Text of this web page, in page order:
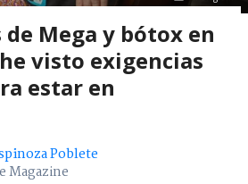
Mega y bótox en
visto exigencias
estar en
Poblete
Magazine